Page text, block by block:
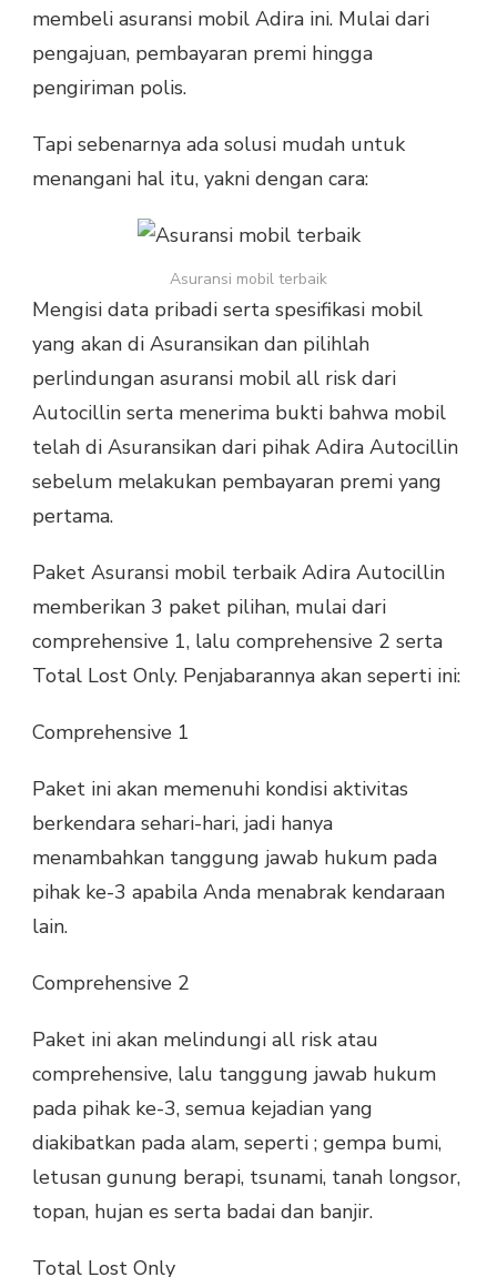
membeli asuransi mobil Adira ini. Mulai dari
pengajuan, pembayaran premi hingga
pengiriman polis.
Tapi sebenarnya ada solusi mudah untuk
menangani hal itu, yakni dengan cara:
Asuransi mobil terbaik
Mengisi data pribadi serta spesifikasi mobil
yang akan di Asuransikan dan pilihlah
perlindungan asuransi mobil all risk dari
Autocillin serta menerima bukti bahwa mobil
telah di Asuransikan dari pihak Adira Autocillin
sebelum melakukan pembayaran premi yang
pertama.
Paket Asuransi mobil terbaik Adira Autocillin
memberikan 3 paket pilihan, mulai dari
comprehensive 1, lalu comprehensive 2 serta
Total Lost Only. Penjabarannya akan seperti ini:
Comprehensive 1
Paket ini akan memenuhi kondisi aktivitas
berkendara sehari-hari, jadi hanya
menambahkan tanggung jawab hukum pada
pihak ke-3 apabila Anda menabrak kendaraan
lain.
Comprehensive 2
Paket ini akan melindungi all risk atau
comprehensive, lalu tanggung jawab hukum
pada pihak ke-3, semua kejadian yang
diakibatkan pada alam, seperti ; gempa bumi,
letusan gunung berapi, tsunami, tanah longsor,
topan, hujan es serta badai dan banjir.
Total Lost Only